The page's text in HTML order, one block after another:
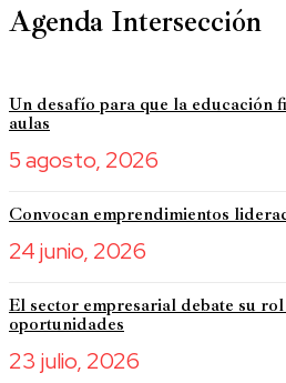
Agenda Intersección
Un desafío para que la educación
aulas
5 agosto, 2026
Convocan emprendimientos
24 junio, 2026
El sector empresarial debate su
oportunidades
23 julio, 2026